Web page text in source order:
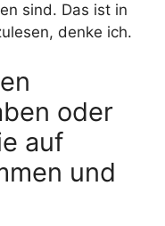
sind. Das ist in
denke ich.
oder
auf
und